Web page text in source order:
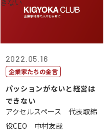
2022.05.16
企業家たちの金言
パッションがないと経営は
できない
アクセルスペース 代表取締
役CEO 中村友哉